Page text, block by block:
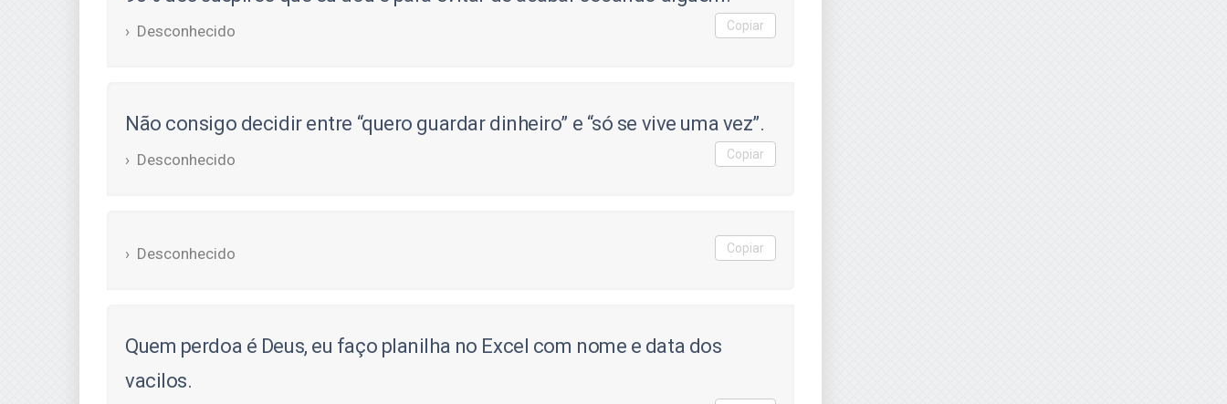
Desconhecido Copiar
Não consigo decidir entre “quero guardar dinheiro” e “só se vive uma vez”.
Desconhecido Copiar
Desconhecido Copiar
Quem perdoa é Deus, eu faço planilha no Excel com nome e data dos
vacilos.